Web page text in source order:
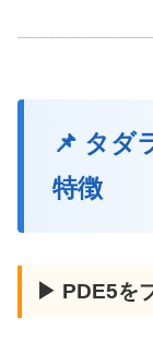
📌 タダ
特徴
▶ PDE5を